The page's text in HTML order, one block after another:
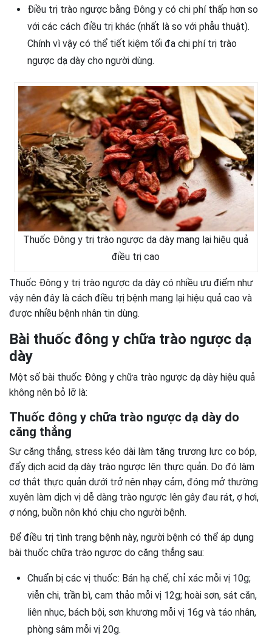
Điều trị trào ngược bằng Đông y có chi phí thấp hơn so
với các cách điều trị khác (nhất là so với phẫu thuật).
Chính vì vậy có thể tiết kiệm tối đa chi phí trị trào
ngược dạ dày cho người dùng.
Thuốc Đông y trị trào ngược dạ dày mang lại hiệu quả
điều trị cao
Thuốc Đông y trị trào ngược dạ dày có nhiều ưu điểm như
vậy nên đây là cách điều trị bệnh mang lại hiệu quả cao và
được nhiều bệnh nhân tin dùng.
Bài thuốc đông y chữa trào ngược dạ
dày
Một số bài thuốc Đông y chữa trào ngược dạ dày hiệu quả
không nên bỏ lỡ là:
Thuốc đông y chữa trào ngược dạ dày do
căng thẳng
Sự căng thẳng, stress kéo dài làm tăng trương lực co bóp,
đẩy dịch acid dạ dày trào ngược lên thực quản. Do đó làm
cơ thắt thực quản dưới trở nên nhạy cảm, đóng mở thường
xuyên làm dịch vị dễ dàng trào ngược lên gây đau rát, ợ hơi,
ợ nóng, buồn nôn khó chịu cho người bệnh.
Để điều trị tình trạng bệnh này, người bệnh có thể áp dụng
bài thuốc chữa trào ngược do căng thẳng sau:
Chuẩn bị các vị thuốc: Bán hạ chế, chỉ xác mỗi vị 10g;
viễn chi, trần bì, cam thảo mỗi vị 12g; hoài sơn, sát căn,
liên nhục, bách bội, sơn khương mỗi vị 16g và táo nhân,
phòng sâm mỗi vị 20g.